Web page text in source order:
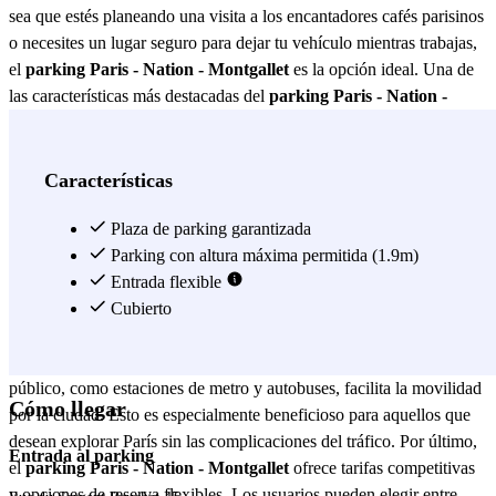
sea que estés planeando una visita a los encantadores cafés parisinos
o necesites un lugar seguro para dejar tu vehículo mientras trabajas,
el parking Paris - Nation - Montgallet es la opción ideal. Una de
las características más destacadas del parking Paris - Nation -
todo momento. Además, cuenta con personal de seguridad
en orden. Esta atención al detalle proporciona tranquilidad a los
usuarios, sabiendo que su vehículo está en buenas manos. El
parking Paris - Nation - Montgallet
accesibilidad. Con amplias plazas de aparcamiento, es adecuado
público, como estaciones de metro y autobuses, facilita la movilidad
por la ciudad. Esto es especialmente beneficioso para aquellos que
desean explorar París sin las complicaciones del tráfico. Por último,
elparking Paris - Nation - Montgallet ofrece tarifas competitivas
Características
Plaza de parking garantizada
Parking con altura máxima permitida (1.9m)
Entrada flexible
Cubierto
Cómo llegar
Entrada al parking